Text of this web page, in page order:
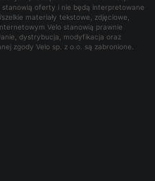
oferty i nie będą interpretowane
materiały tekstowe, zdjęciowe,
Velo stanowią prawnie
dystrybucja, modyfikacja oraz
zgody Velo sp. z o.o. są zabronione.